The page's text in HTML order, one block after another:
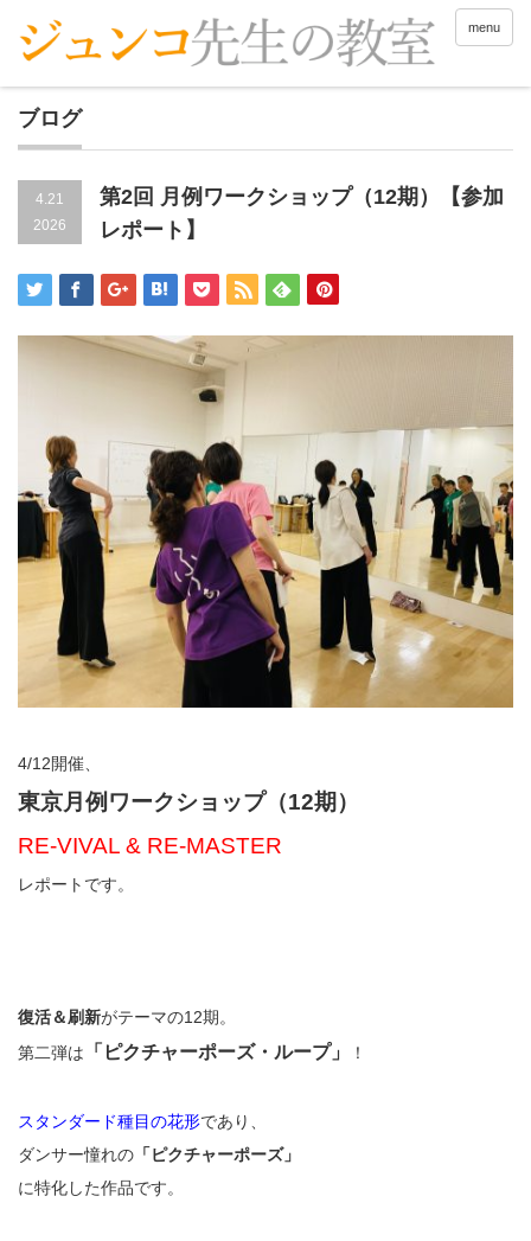
menu
ブログ
4.21
2026
第2回 月例ワークショップ（12期）【参加
レポート】
4/12開催、
東京月例ワークショップ（12期）
RE-VIVAL & RE-MASTER
レポートです。
復活＆刷新がテーマの12期。
第二弾は 「ピクチャーポーズ・ループ」 ！
スタンダード種目の花形であり、
ダンサー憧れの 「ピクチャーポーズ」
に特化した作品です。